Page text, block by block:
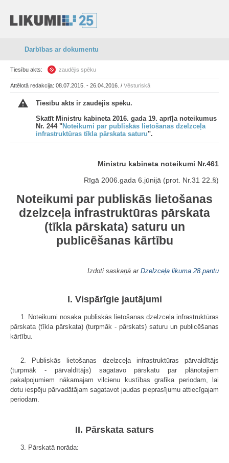
Darbības ar dokumentu
Tiesību akts: zaudējis spēku
Attēlotā redakcija: 08.07.2015. - 26.04.2016. / Vēsturiskā
Tiesību akts ir zaudējis spēku.
Skatīt Ministru kabineta 2016. gada 19. aprīļa noteikumus
Nr. 244 "Noteikumi par publiskās lietošanas dzelzceļa
infrastruktūras tīkla pārskata saturu".
Ministru kabineta noteikumi Nr.461
Rīgā 2006.gada 6.jūnijā (prot. Nr.31 22.§)
Noteikumi par publiskās lietošanas
dzelzceļa infrastruktūras pārskata
(tīkla pārskata) saturu un
publicēšanas kārtību
Izdoti saskaņā ar Dzelzceļa likuma 28.pantu
I. Vispārīgie jautājumi
1. Noteikumi nosaka publiskās lietošanas dzelzceļa infrastruktūras
pār­skata (tīkla pārskata) (turpmāk - pārskats) saturu un publicēšanas
kārtību.
2. Publiskās lietošanas dzelzceļa infrastruktūras pārvaldītājs
(turpmāk - pārvaldītājs) sagatavo pārskatu par plānotajiem
pakalpojumiem nākamajam vilcienu kustības grafika periodam, lai
dotu iespēju pārvadātājam sagatavot jaudas pieprasījumu attiecīgajam
periodam.
II. Pārskata saturs
3. Pārskatā norāda: